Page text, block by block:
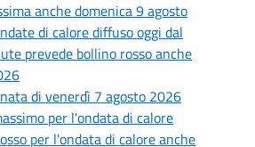
anche domenica 9 agosto
di calore diffuso oggi dal
prevede bollino rosso anche
di venerdì 7 agosto 2026
per l'ondata di calore
per l'ondata di calore anche